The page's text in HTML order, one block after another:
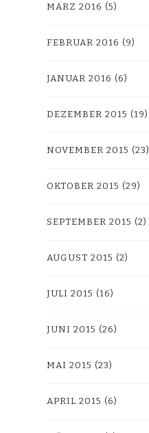
MÄRZ 2016 (5)
FEBRUAR 2016 (9)
JANUAR 2016 (6)
DEZEMBER 2015 (19)
NOVEMBER 2015 (23)
OKTOBER 2015 (29)
SEPTEMBER 2015 (2)
AUGUST 2015 (2)
JULI 2015 (16)
JUNI 2015 (26)
MAI 2015 (23)
APRIL 2015 (6)